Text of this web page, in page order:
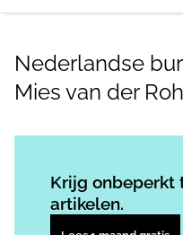
Nederlandse
Mies van der
Krijg onbeperkt
artikelen.